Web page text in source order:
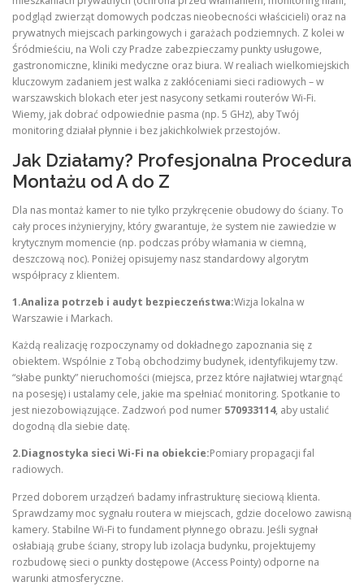
podgląd zwierząt domowych podczas nieobecności właścicieli) oraz na
prywatnych miejscach parkingowych i garażach podziemnych. Z kolei w
Śródmieściu, na Woli czy Pradze zabezpieczamy punkty usługowe,
gastronomiczne, kliniki medyczne oraz biura. W realiach wielkomiejskich
kluczowym zadaniem jest walka z zakłóceniami sieci radiowych – w
warszawskich blokach eter jest nasycony setkami routerów Wi-Fi.
Wiemy, jak dobrać odpowiednie pasma (np. 5 GHz), aby Twój
monitoring działał płynnie i bez jakichkolwiek przestojów.
Jak Działamy? Profesjonalna Procedura
Montażu od A do Z
Dla nas montaż kamer to nie tylko przykręcenie obudowy do ściany. To
cały proces inżynieryjny, który gwarantuje, że system nie zawiedzie w
krytycznym momencie (np. podczas próby włamania w ciemną,
deszczową noc). Poniżej opisujemy nasz standardowy algorytm
współpracy z klientem.
1.Analiza potrzeb i audyt bezpieczeństwa:Wizja lokalna w
Warszawie i Markach.
Każdą realizację rozpoczynamy od dokładnego zapoznania się z
obiektem. Wspólnie z Tobą obchodzimy budynek, identyfikujemy tzw.
“słabe punkty” nieruchomości (miejsca, przez które najłatwiej wtargnąć
na posesję) i ustalamy cele, jakie ma spełniać monitoring. Spotkanie to
jest niezobowiązujące. Zadzwoń pod numer 570933114, aby ustalić
dogodną dla siebie datę.
2.Diagnostyka sieci Wi-Fi na obiekcie:Pomiary propagacji fal
radiowych.
Przed doborem urządzeń badamy infrastrukturę sieciową klienta.
Sprawdzamy moc sygnału routera w miejscach, gdzie docelowo zawisną
kamery. Stabilne Wi-Fi to fundament płynnego obrazu. Jeśli sygnał
osłabiają grube ściany, stropy lub izolacja budynku, projektujemy
rozbudowę sieci o punkty dostępowe (Access Pointy) odporne na
warunki atmosferyczne.